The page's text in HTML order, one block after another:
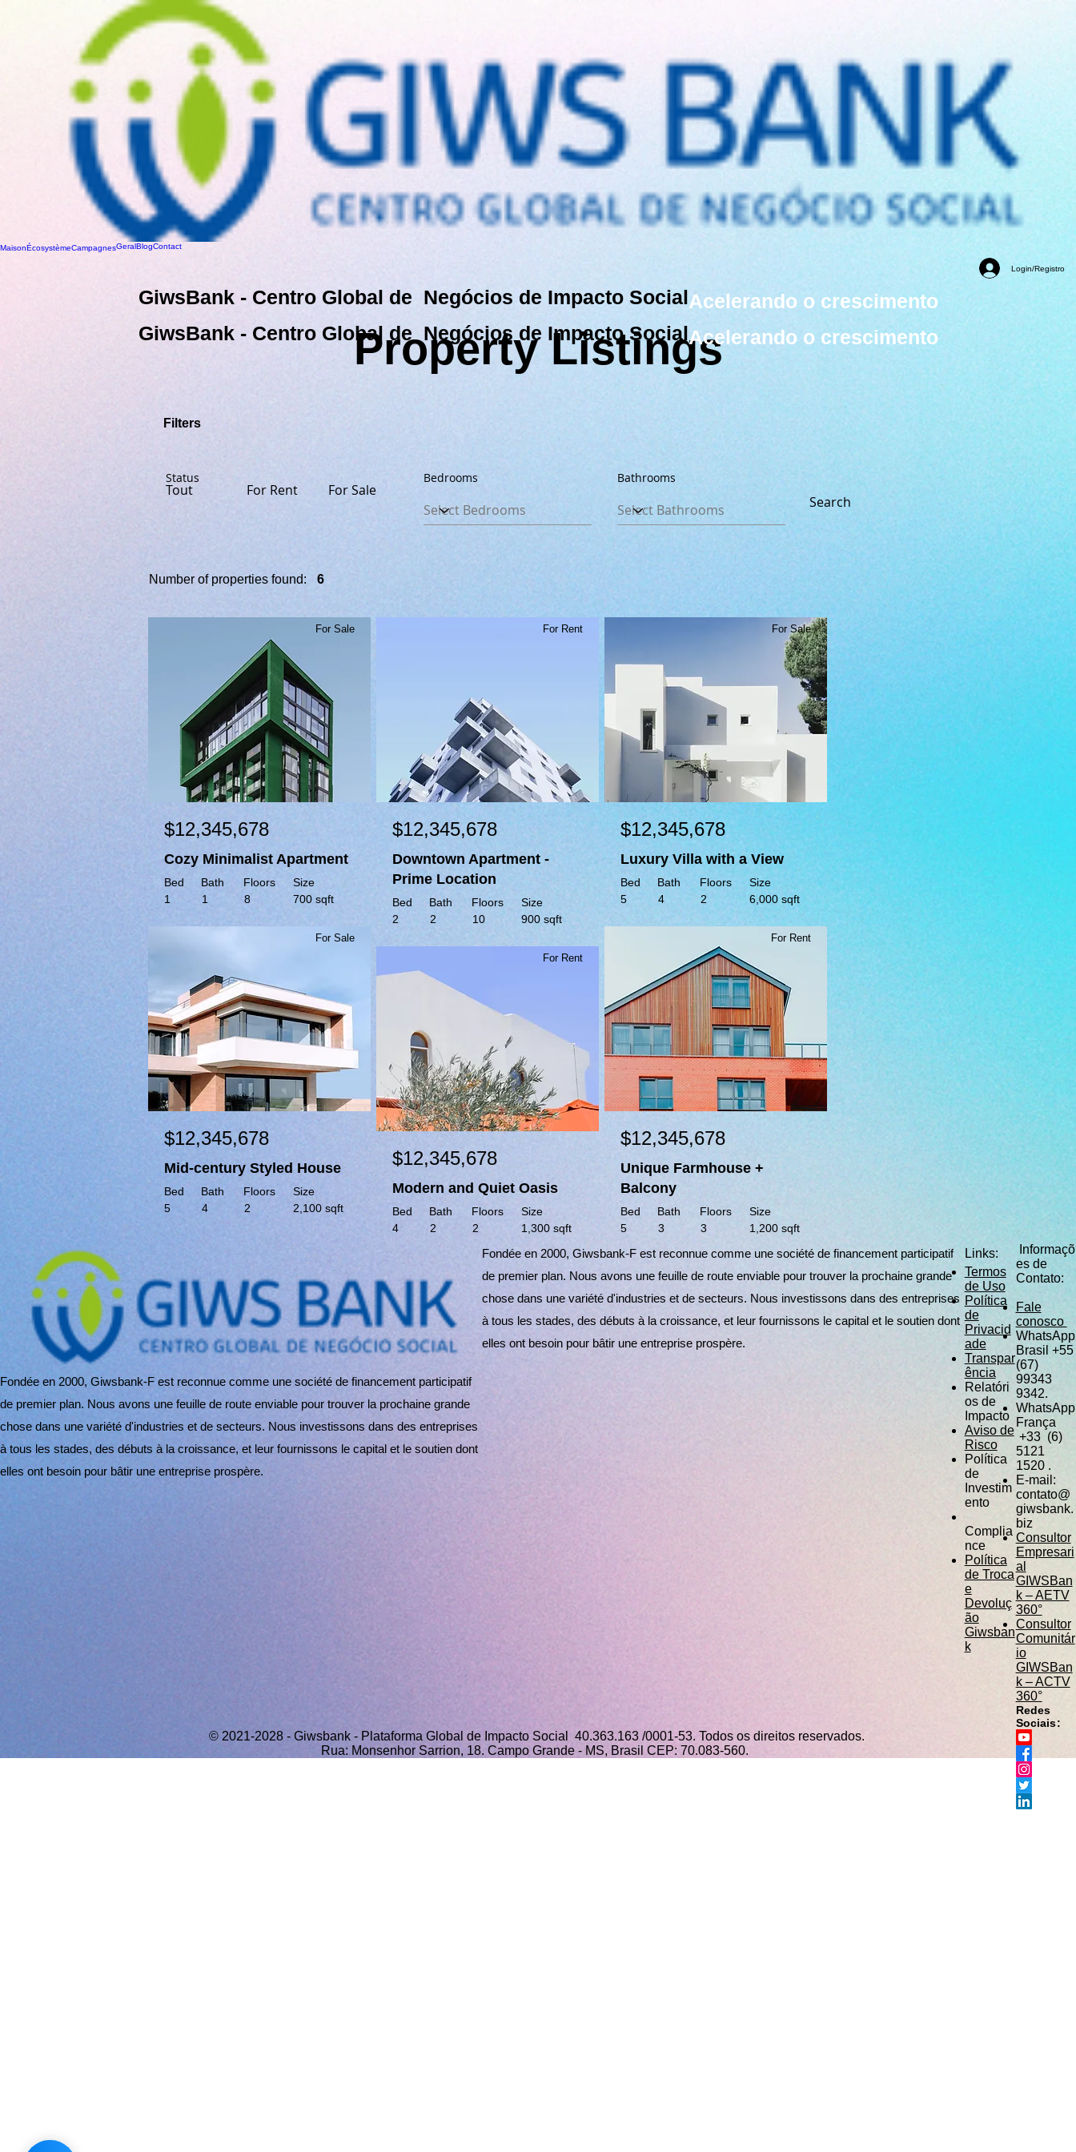
MaisonÉcosystèmeCampagnesGeral BlogContact
Login/Registro
Property Listings
Filters
Status
Tout For Rent For Sale
Bedrooms Bathrooms
Search
Number of properties found: 6
For Sale
$12,345,678
Cozy Minimalist Apartment
Bed
1
Bath
Floors
1
8
Size
700 sqft
For Sale
$12,345,678
Mid-century Styled House
Bed
5
Bath
Floors
4
2
Size
2,100 sqft
For Rent
$12,345,678
Downtown Apartment -
Prime Location
Bed
2
Bath
Floors
2
10
Size
900 sqft
For Rent
$12,345,678
Modern and Quiet Oasis
Bed
4
Bath
Floors
2
2
Size
1,300 sqft
For Sale
$12,345,678
Luxury Villa with a View
Bed
5
Bath
Floors
4
2
Size
6,000 sqft
For Rent
$12,345,678
Unique Farmhouse +
Balcony
Bed
5
Bath
Floors
3
3
Size
1,200 sqft
GiwsBank - Centro Global de Negócios de Impacto SocialAcelerando o crescimento
GiwsBank - Centro Global de Negócios de Impacto SocialAcelerando o crescimento
Fondée en 2000, Giwsbank-F est reconnue comme une société de financement participatif
de premier plan. Nous avons une feuille de route enviable pour trouver la prochaine grande
chose dans une variété d'industries et de secteurs. Nous investissons dans des entreprises
à tous les stades, des débuts à la croissance, et leur fournissons le capital et le soutien dont
elles ont besoin pour bâtir une entreprise prospère.
Fondée en 2000, Giwsbank-F est reconnue comme une société de financement participatif
de premier plan. Nous avons une feuille de route enviable pour trouver la prochaine grande
chose dans une variété d'industries et de secteurs. Nous investissons dans des entreprises
à tous les stades, des débuts à la croissance, et leur fournissons le capital et le soutien dont
elles ont besoin pour bâtir une entreprise prospère.
Links:
Termos
de Uso
Política
de
Privacid
ade
Transpar
ência
Relatóri
os de
Impacto
Aviso de
Risco
Política
de
Investim
ento
Complia
nce
Política
de Troca
e
Devoluç
ão
Giwsban
k
Informaçõ
es de
Contato:
Fale
conosco
WhatsApp
Brasil +55
(67)
99343
9342.
WhatsApp
França
+33 (6)
5121
1520 .
E-mail:
contato@
giwsbank.
biz
Consultor
Empresari
al
GIWSBan
k – AETV
360°
Consultor
Comunitár
io
GIWSBan
k – ACTV
360°
Redes
Sociais:
© 2021-2028 - Giwsbank - Plataforma Global de Impacto Social 40.363.163 /0001-53. Todos os direitos reservados.
Rua: Monsenhor Sarrion, 18. Campo Grande - MS, Brasil CEP: 70.083-560.